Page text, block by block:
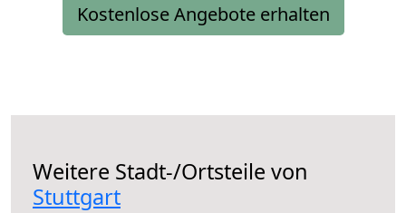
Kostenlose Angebote erhalten
Weitere Stadt-/Ortsteile von
Stuttgart